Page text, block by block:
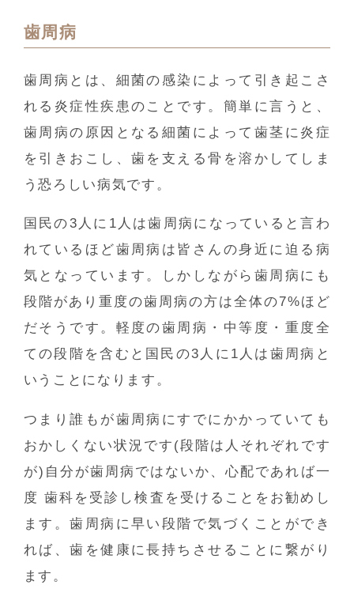
歯周病
歯周病とは、細菌の感染によって引き起こさ
れる炎症性疾患のことです。簡単に言うと、
歯周病の原因となる細菌によって歯茎に炎症
を引きおこし、歯を支える骨を溶かしてしま
う恐ろしい病気です。
国民の3人に1人は歯周病になっていると言わ
れているほど歯周病は皆さんの身近に迫る病
気となっています。しかしながら歯周病にも
段階があり重度の歯周病の方は全体の7%ほど
だそうです。軽度の歯周病・中等度・重度全
ての段階を含むと国民の3人に1人は歯周病と
いうことになります。
つまり誰もが歯周病にすでにかかっていても
おかしくない状況です(段階は人それぞれです
が)自分が歯周病ではないか、心配であれば一
度 歯科を受診し検査を受けることをお勧めし
ます。歯周病に早い段階で気づくことができ
れば、歯を健康に長持ちさせることに繋がり
ます。